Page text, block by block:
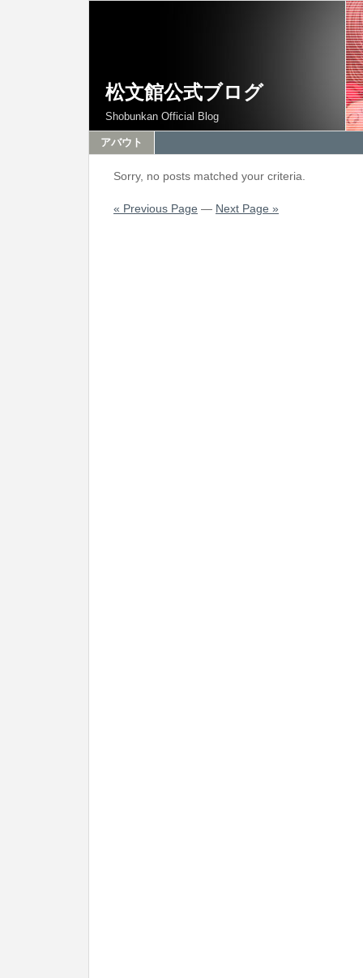
松文館公式ブログ
Shobunkan Official Blog
アバウト
Sorry, no posts matched your criteria.
« Previous Page — Next Page »